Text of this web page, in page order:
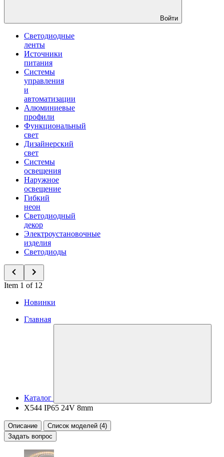
Войти
Светодиодные
ленты
Источники
питания
Системы
управления
и
автоматизации
Алюминиевые
профили
Функциональный
свет
Дизайнерский
свет
Системы
освещения
Наружное
освещение
Гибкий
неон
Светодиодный
декор
Электроустановочные
изделия
Светодиоды
Item 1 of 12
Новинки
Главная
Каталог
X544 IP65 24V 8mm
Описание
Список моделей (4)
Задать вопрос